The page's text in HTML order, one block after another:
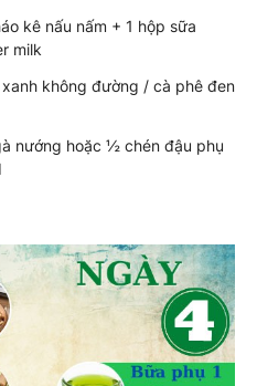
kê nấu nấm + 1 hộp sữa
milk
không đường / cà phê đen
nướng hoặc ½ chén đậu phụ